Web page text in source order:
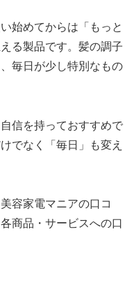
始めてからは「もっと
る製品です。髪の調子
毎日が少し特別なもの
信を持っておすすめで
でなく「毎日」も変え
容家電マニアの口コ
商品・サービスへの口